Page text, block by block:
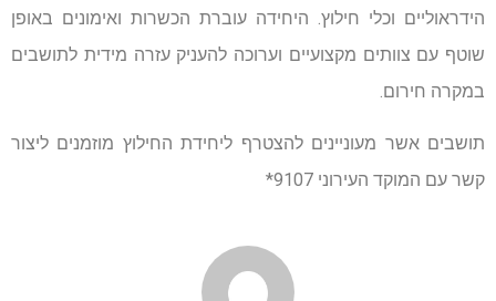
הידראוליים וכלי חילוץ. היחידה עוברת הכשרות ואימונים באופן
שוטף עם צוותים מקצועיים וערוכה להעניק עזרה מידית לתושבים
במקרה חירום.
תושבים אשר מעוניינים להצטרף ליחידת החילוץ מוזמנים ליצור
קשר עם המוקד העירוני 9107*